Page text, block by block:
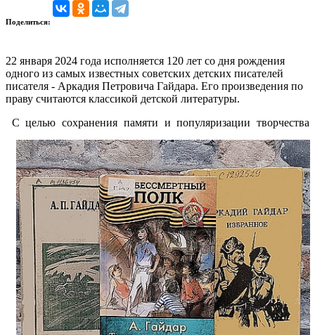
Поделиться:
22 января 2024 года исполняется 120 лет со дня рождения
одного из самых известных советских детских писателей
писателя - Аркадия Петровича Гайдара. Его произведения по
праву считаются классикой детской литературы.
С целью сохранения памяти и популяризации творчества